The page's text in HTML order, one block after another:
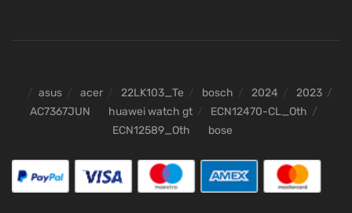
asus acer 22LK103_Te bosch 2024
2023
AC7367JUN
huawei watch gt
ECN12470-CL_Oth
ECN12589_Oth
bose